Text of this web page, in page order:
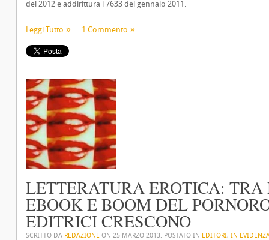
del 2012 e addirittura i 7633 del gennaio 2011.
Leggi Tutto 1 Commento
LETTERATURA EROTICA:
EBOOK E BOOM DEL
EDITRICI CRESCONO
SCRITTO DA REDAZIONE ON 25 MARZO 2013. POSTATO IN EDITORI, IN